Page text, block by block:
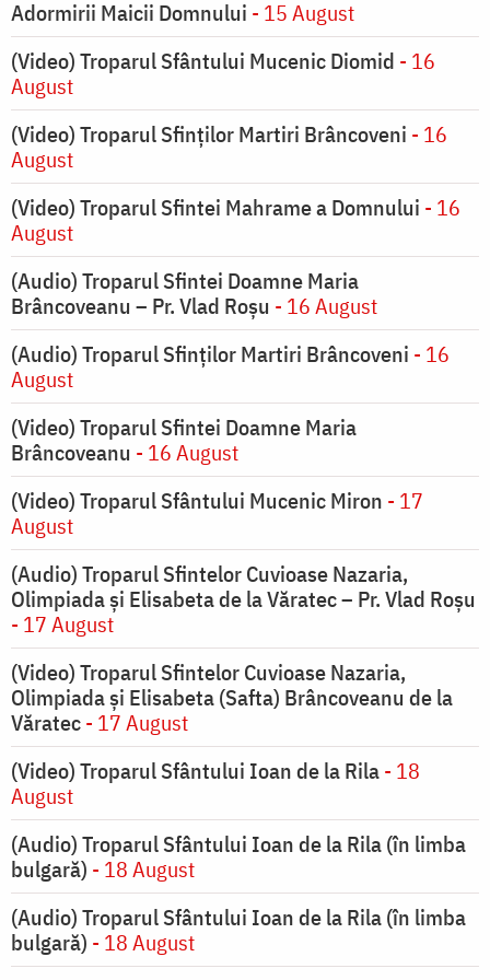
Adormirii Maicii Domnului - 15 August
(Video) Troparul Sfântului Mucenic Diomid - 16
August
(Video) Troparul Sfinților Martiri Brâncoveni - 16
August
(Video) Troparul Sfintei Mahrame a Domnului - 16
August
(Audio) Troparul Sfintei Doamne Maria
Brâncoveanu – Pr. Vlad Roșu - 16 August
(Audio) Troparul Sfinților Martiri Brâncoveni - 16
August
(Video) Troparul Sfintei Doamne Maria
Brâncoveanu - 16 August
(Video) Troparul Sfântului Mucenic Miron - 17
August
(Audio) Troparul Sfintelor Cuvioase Nazaria,
Olimpiada și Elisabeta de la Văratec – Pr. Vlad Roșu
- 17 August
(Video) Troparul Sfintelor Cuvioase Nazaria,
Olimpiada și Elisabeta (Safta) Brâncoveanu de la
Văratec- 17 August
(Video) Troparul Sfântului Ioan de la Rila- 18
August
(Audio) Troparul Sfântului Ioan de la Rila (în limba
bulgară) - 18 August
(Audio) Troparul Sfântului Ioan de la Rila (în limba
bulgară) - 18 August